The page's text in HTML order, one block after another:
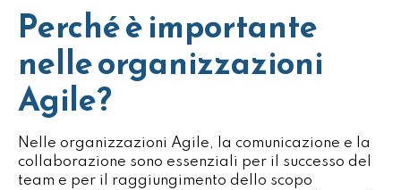
Perché è importante
nelle organizzazioni
Agile?
Nelle organizzazioni Agile, la comunicazione e la
collaborazione sono essenziali per il successo del
team e per il raggiungimento dello scopo